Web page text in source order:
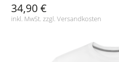
34,90 €
inkl. MwSt. zzgl.Versandkosten